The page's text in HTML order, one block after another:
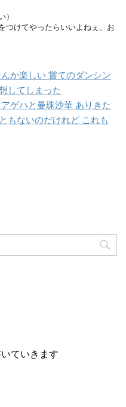
）
つけてやったらいいよねぇ、お
か楽しい 嘗てのダンシン
してしまった
ゲハと曼珠沙華 ありきた
もないのだけれど これも
ていきます